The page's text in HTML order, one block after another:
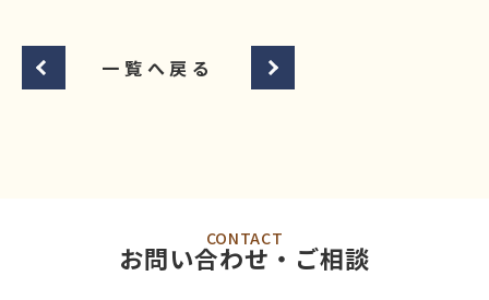
一覧へ戻る
CONTACT
お問い合わせ・ご相談